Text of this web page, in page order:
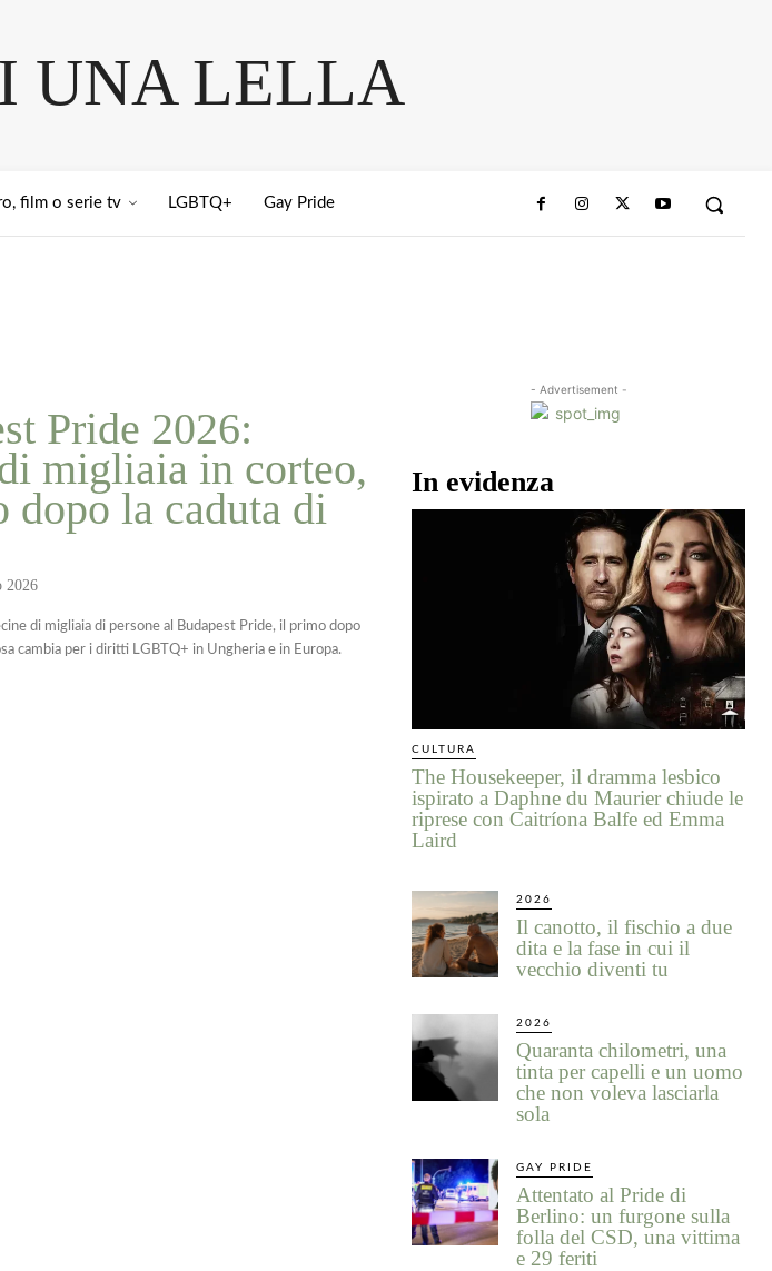
UNA LELLA
film o serie tv LGBTQ+ Gay Pride
Pride 2026:
migliaia in corteo,
dopo la caduta di
2026
di migliaia di persone al Budapest Pride, il primo dopo
cambia per i diritti LGBTQ+ in Ungheria e in Europa.
- Advertisement -
In evidenza
CULTURA
The Housekeeper, il dramma lesbico
ispirato a Daphne du Maurier chiude le
riprese con Caitríona Balfe ed Emma
Laird
2026
Il canotto, il fischio a due
dita e la fase in cui il
vecchio diventi tu
2026
Quaranta chilometri, una
tinta per capelli e un uomo
che non voleva lasciarla
sola
GAY PRIDE
Attentato al Pride di
Berlino: un furgone sulla
folla del CSD, una vittima
e 29 feriti